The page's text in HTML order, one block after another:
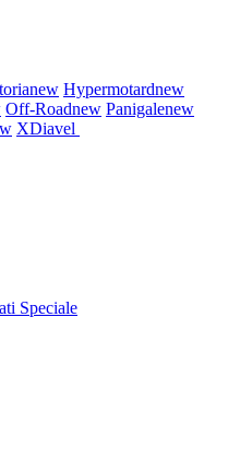
new Hypermotardnew
Off-Roadnew Panigalenew
XDiavel
Speciale